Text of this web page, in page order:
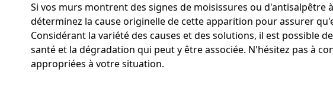
Si vos murs montrent des signes de moisissures ou d'antisalpêtre
déterminez la cause originelle de cette apparition pour assurer
Considérant la variété des causes et des solutions, il est possible
santé et la dégradation qui peut y être associée. N'hésitez pas à
appropriées à votre situation.